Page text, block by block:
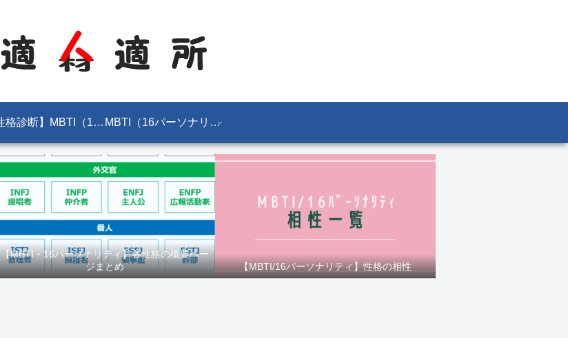
【性格診断】MBTI（16パーソナリティ）とは MBTI（16パーソナリティ）
【MBTI・16パーソナリティ】各性格の概要ペー
ジまとめ
【MBTI/16パーソナリティ】性格の相性